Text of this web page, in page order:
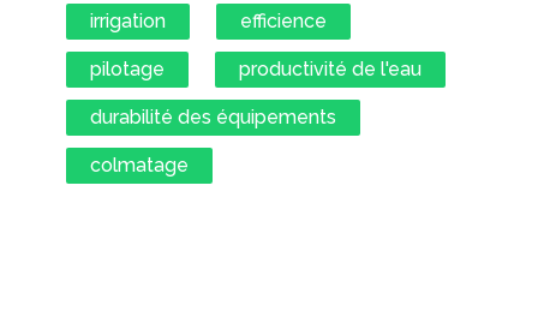
irrigation efficience
pilotage productivité de l'eau
durabilité des équipements
colmatage